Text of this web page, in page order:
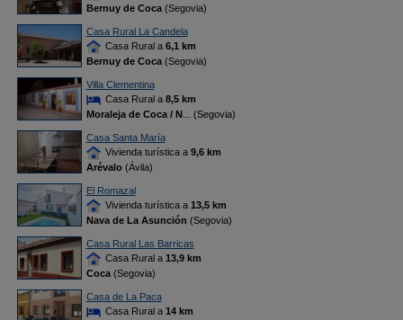
Bernuy de Coca(Segovia)
Casa Rural La Candela
Casa Rural a 6,1 km
Bernuy de Coca(Segovia)
Villa Clementina
Casa Rural a 8,5 km
Moraleja de Coca / N... (Segovia)
Casa Santa María
Vivienda turística a 9,6 km
Arévalo(Ávila)
El Romazal
Vivienda turística a 13,5 km
Nava de La Asunción (Segovia)
Casa Rural Las Barricas
Casa Rural a 13,9 km
Coca(Segovia)
Casa de La Paca
Casa Rural a 14 km